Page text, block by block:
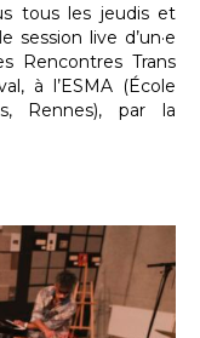
tous les jeudis et
session live d’un·e
Rencontres Trans
à l’ESMA (École
Rennes), par la